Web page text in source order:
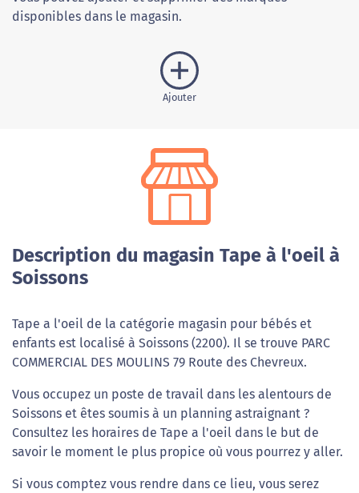
disponibles dans le magasin.
Ajouter
Description du magasin Tape à l'oeil à
Soissons
Tape a l'oeil de la catégorie magasin pour bébés et
enfants est localisé à Soissons (2200). Il se trouve PARC
COMMERCIAL DES MOULINS 79 Route des Chevreux.
Vous occupez un poste de travail dans les alentours de
Soissons et êtes soumis à un planning astraignant ?
Consultez les horaires de Tape a l'oeil dans le but de
savoir le moment le plus propice où vous pourrez y aller.
Si vous comptez vous rendre dans ce lieu, vous serez